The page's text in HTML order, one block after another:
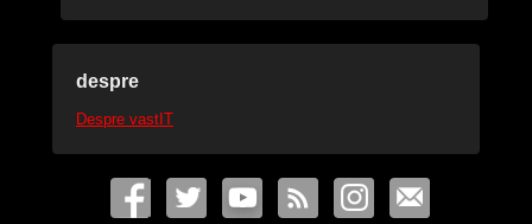
despre
Despre vastIT